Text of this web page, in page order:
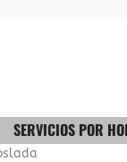
SERVICIOS POR